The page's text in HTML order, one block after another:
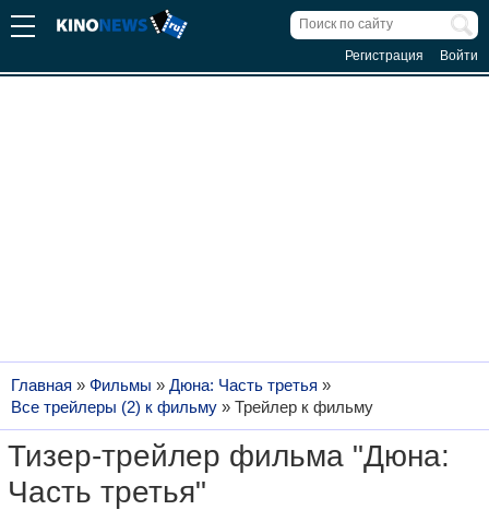
Регистрация Войти
Главная » Фильмы » Дюна: Часть третья »
Все трейлеры (2) к фильму » Трейлер к фильму
Тизер-трейлер фильма "Дюна:
Часть третья"